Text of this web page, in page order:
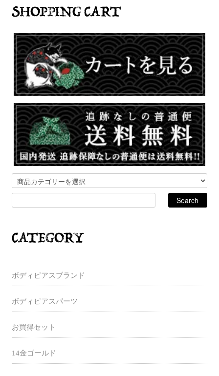
ボディピアスブランド
ボディピアスパーツ
お買得セット
14金ゴールド